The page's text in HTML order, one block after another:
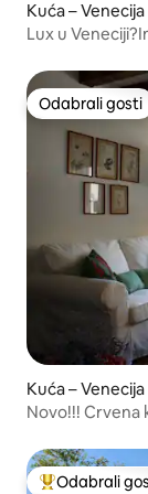
Kuća – Venecija
Lux u
Odabrali gosti
Odabrali gosti
Kuća – Venecija
Novo!!! Crvena
Odabrali